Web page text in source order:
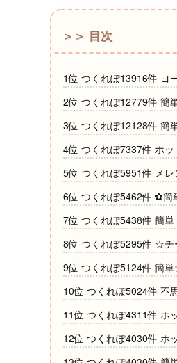
＞＞ 目次
1位 つくれぽ13916件 ヨ
2位 つくれぽ12779件 簡
3位 つくれぽ12128件 簡
4位 つくれぽ7337件 ホ
5位 つくれぽ5951件 メ
6位 つくれぽ5462件 ✿
7位 つくれぽ5438件 簡
8位 つくれぽ5295件 ☆
9位 つくれぽ5124件 簡
10位 つくれぽ5024件 不
11位 つくれぽ4311件 ホ
12位 つくれぽ4030件 ホ